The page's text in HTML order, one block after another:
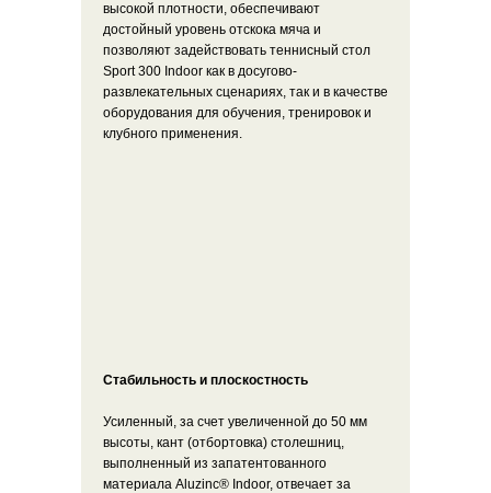
высокой плотности, обеспечивают
достойный уровень отскока мяча и
позволяют задействовать теннисный стол
Sport 300 Indoor как в досугово-
развлекательных сценариях, так и в качестве
оборудования для обучения, тренировок и
клубного применения.
Стабильность и плоскостность
Усиленный, за счет увеличенной до 50 мм
высоты, кант (отбортовка) столешниц,
выполненный из запатентованного
материала Aluzinc® Indoor, отвечает за